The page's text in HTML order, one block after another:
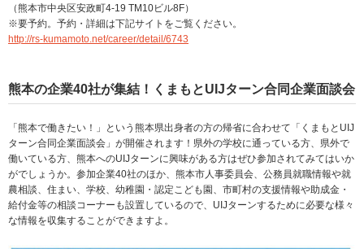
（熊本市中央区安政町4-19 TM10ビル8F）
※要予約。予約・詳細は下記サイトをご覧ください。
http://rs-kumamoto.net/career/detail/6743
熊本の企業40社が集結！くまもとUIJターン合同企業面談会
「熊本で働きたい！」という熊本県出身者の方の帰省に合わせて「くまもとUIJ
ターン合同企業面談会」が開催されます！県外の学校に通っている方、県外で
働いている方、熊本へのUIJターンに興味がある方はぜひ参加されてみてはいか
がでしょうか。参加企業40社のほか、熊本市人事委員会、公務員就職情報や就
農相談、住まい、学校、幼稚園・認定こども園、市町村の支援情報や助成金・
給付金等の相談コーナーも設置しているので、UIJターンするために必要な様々
な情報を収集することができますよ。